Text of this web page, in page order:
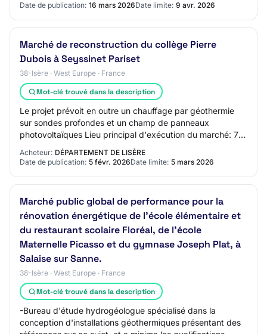
Date de publication: 16 mars 2026Date limite: 9 avr. 2026
Marché de reconstruction du collège Pierre
Dubois à Seyssinet Pariset
38-Isère · West Europe · France
Mot-clé trouvé dans la description
Le projet prévoit en outre un chauffage par géothermie
sur sondes profondes et un champ de panneaux
photovoltaïques Lieu principal d'exécution du marché: 7
rue Fantin Latour Grenoble 38022 La consult…
Acheteur: DÉPARTEMENT DE LISÈRE
Date de publication: 5 févr. 2026Date limite: 5 mars 2026
Marché public global de performance pour la
rénovation énergétique de l'école élémentaire et
du restaurant scolaire Floréal, de l'école
Maternelle Picasso et du gymnase Joseph Plat, à
Salaise sur Sanne.
38-Isère · West Europe · France
Mot-clé trouvé dans la description
-Bureau d'étude hydrogéologue spécialisé dans la
conception d'installations géothermiques présentant des